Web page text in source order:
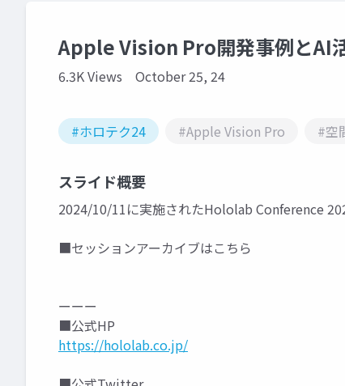
Apple Vision Pro開発事例とAI
6.3K Views October 25, 24
#ホロテク24 #Apple Vision Pro #空
スライド概要
2024/10/11に実施されたHololab Conference
■セッションアーカイブはこちら
ーーー
■公式HP
https://hololab.co.jp/